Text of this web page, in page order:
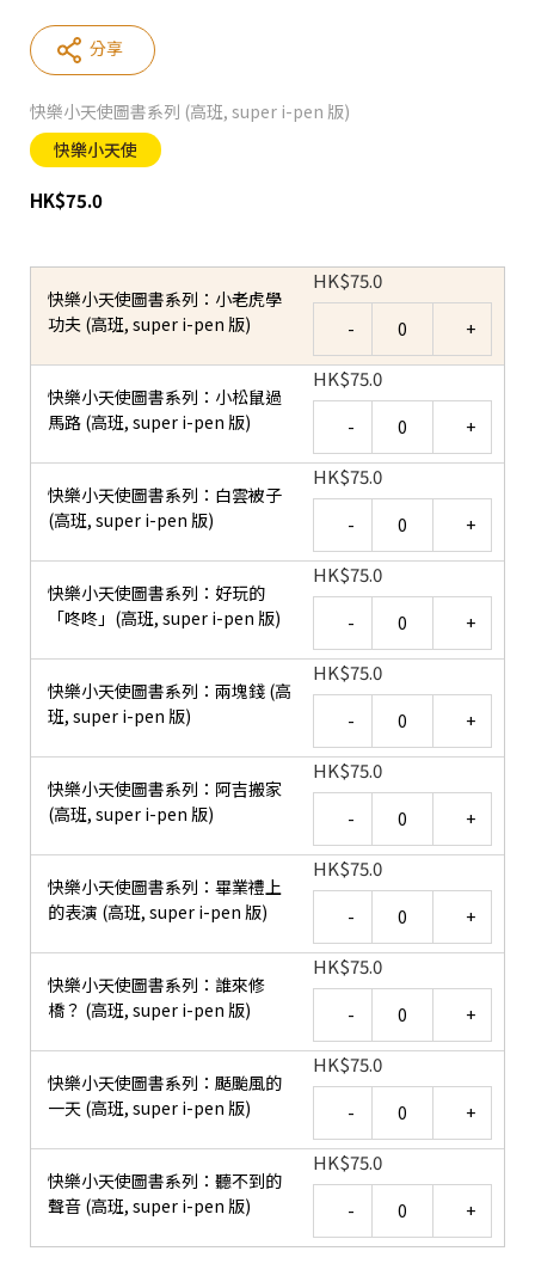
快樂小天使圖書系列 (高班, super i-pen 版)
快樂小天使
HK$75.0
快樂小天使圖書系列：小老虎學
功夫 (高班, super i-pen 版)
HK$75.0
快樂小天使圖書系列：小松鼠過
馬路 (高班, super i-pen 版)
HK$75.0
快樂小天使圖書系列：白雲被子
(高班, super i-pen 版)
HK$75.0
快樂小天使圖書系列：好玩的
「咚咚」(高班, super i-pen 版)
HK$75.0
快樂小天使圖書系列：兩塊錢 (高
班, super i-pen 版)
HK$75.0
快樂小天使圖書系列：阿吉搬家
(高班, super i-pen 版)
HK$75.0
快樂小天使圖書系列：畢業禮上
的表演 (高班, super i-pen 版)
HK$75.0
快樂小天使圖書系列：誰來修
橋？ (高班, super i-pen 版)
HK$75.0
快樂小天使圖書系列：颳颱風的
一天 (高班, super i-pen 版)
HK$75.0
快樂小天使圖書系列：聽不到的
聲音 (高班, super i-pen 版)
HK$75.0
分享